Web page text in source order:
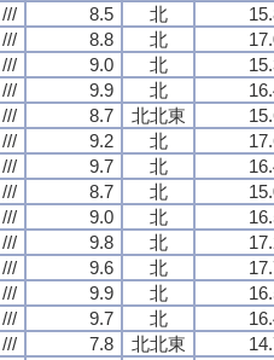
/// 8.5 北
/// 8.8 北
/// 9.0 北
/// 9.9 北
/// 8.7 北北東
/// 9.2 北
/// 9.7 北
/// 8.7 北
/// 9.0 北
/// 9.8 北
/// 9.6 北
/// 9.9 北
/// 9.7 北
/// 7.8 北北東